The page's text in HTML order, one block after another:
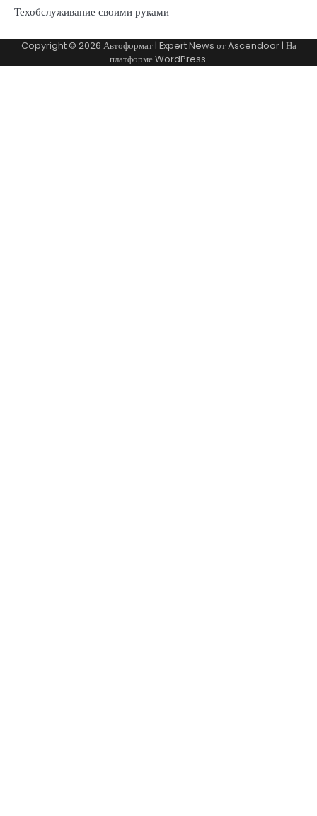
Техобслуживание своими руками
Copyright © 2026 Автоформат| Expert News отAscendoor| На
платформеWordPress.